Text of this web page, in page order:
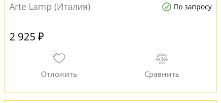
Arte Lamp (Италия)
По запросу
2 925 ₽